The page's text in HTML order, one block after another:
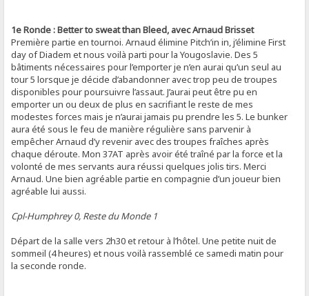
1e Ronde : Better to sweat than Bleed, avec Arnaud Brisset
Première partie en tournoi. Arnaud élimine Pitch’in in, j’élimine First
day of Diadem et nous voilà parti pour la Yougoslavie. Des 5
bâtiments nécessaires pour l’emporter je n’en aurai qu’un seul au
tour 5 lorsque je décide d’abandonner avec trop peu de troupes
disponibles pour poursuivre l’assaut. J’aurai peut être pu en
emporter un ou deux de plus en sacrifiant le reste de mes
modestes forces mais je n’aurai jamais pu prendre les 5. Le bunker
aura été sous le feu de manière régulière sans parvenir à
empêcher Arnaud d’y revenir avec des troupes fraîches après
chaque déroute. Mon 37AT après avoir été traîné par la force et la
volonté de mes servants aura réussi quelques jolis tirs. Merci
Arnaud. Une bien agréable partie en compagnie d’un joueur bien
agréable lui aussi.
Cpl-Humphrey 0, Reste du Monde 1
Départ de la salle vers 2h30 et retour à l’hôtel. Une petite nuit de
sommeil (4 heures) et nous voilà rassemblé ce samedi matin pour
la seconde ronde.